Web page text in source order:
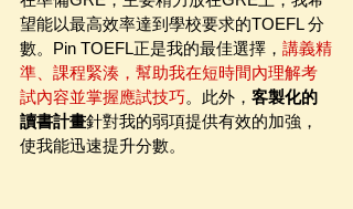
望能以最高效率達到學校要求的TOEFL 分
數。Pin TOEFL正是我的最佳選擇， 講義精
準、課程緊湊，幫助我在短時間內理解考
試內容並掌握應試技巧。此外， 客製化的
讀書計畫針對我的弱項提供有效的加強，
使我能迅速提升分數。